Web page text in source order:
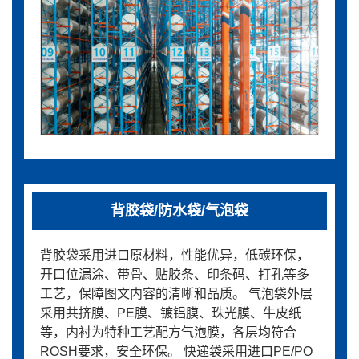
背胶袋/防水袋/气泡袋
背胶袋采用进口原材料，性能优异，低碳环保，
开口位漏涂、带骨、贴胶条、印条码、打孔等多
工艺，保障图文内容的清晰和品质。 气泡袋外层
采用共挤膜、PE膜、镀铝膜、珠光膜、牛皮纸
等，内衬为特种工艺配方气泡膜，各层均符合
ROSH要求，安全环保。 快递袋采用进口PE/PO